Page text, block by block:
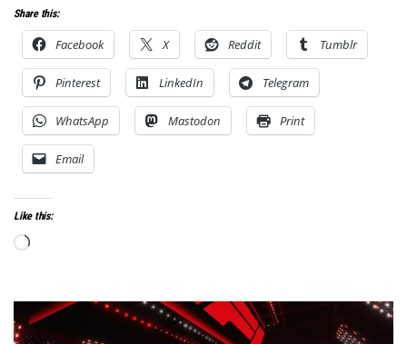
Share this:
Facebook X Reddit Tumblr
Pinterest LinkedIn Telegram
WhatsApp Mastodon Print
Email
Like this:
Loading…